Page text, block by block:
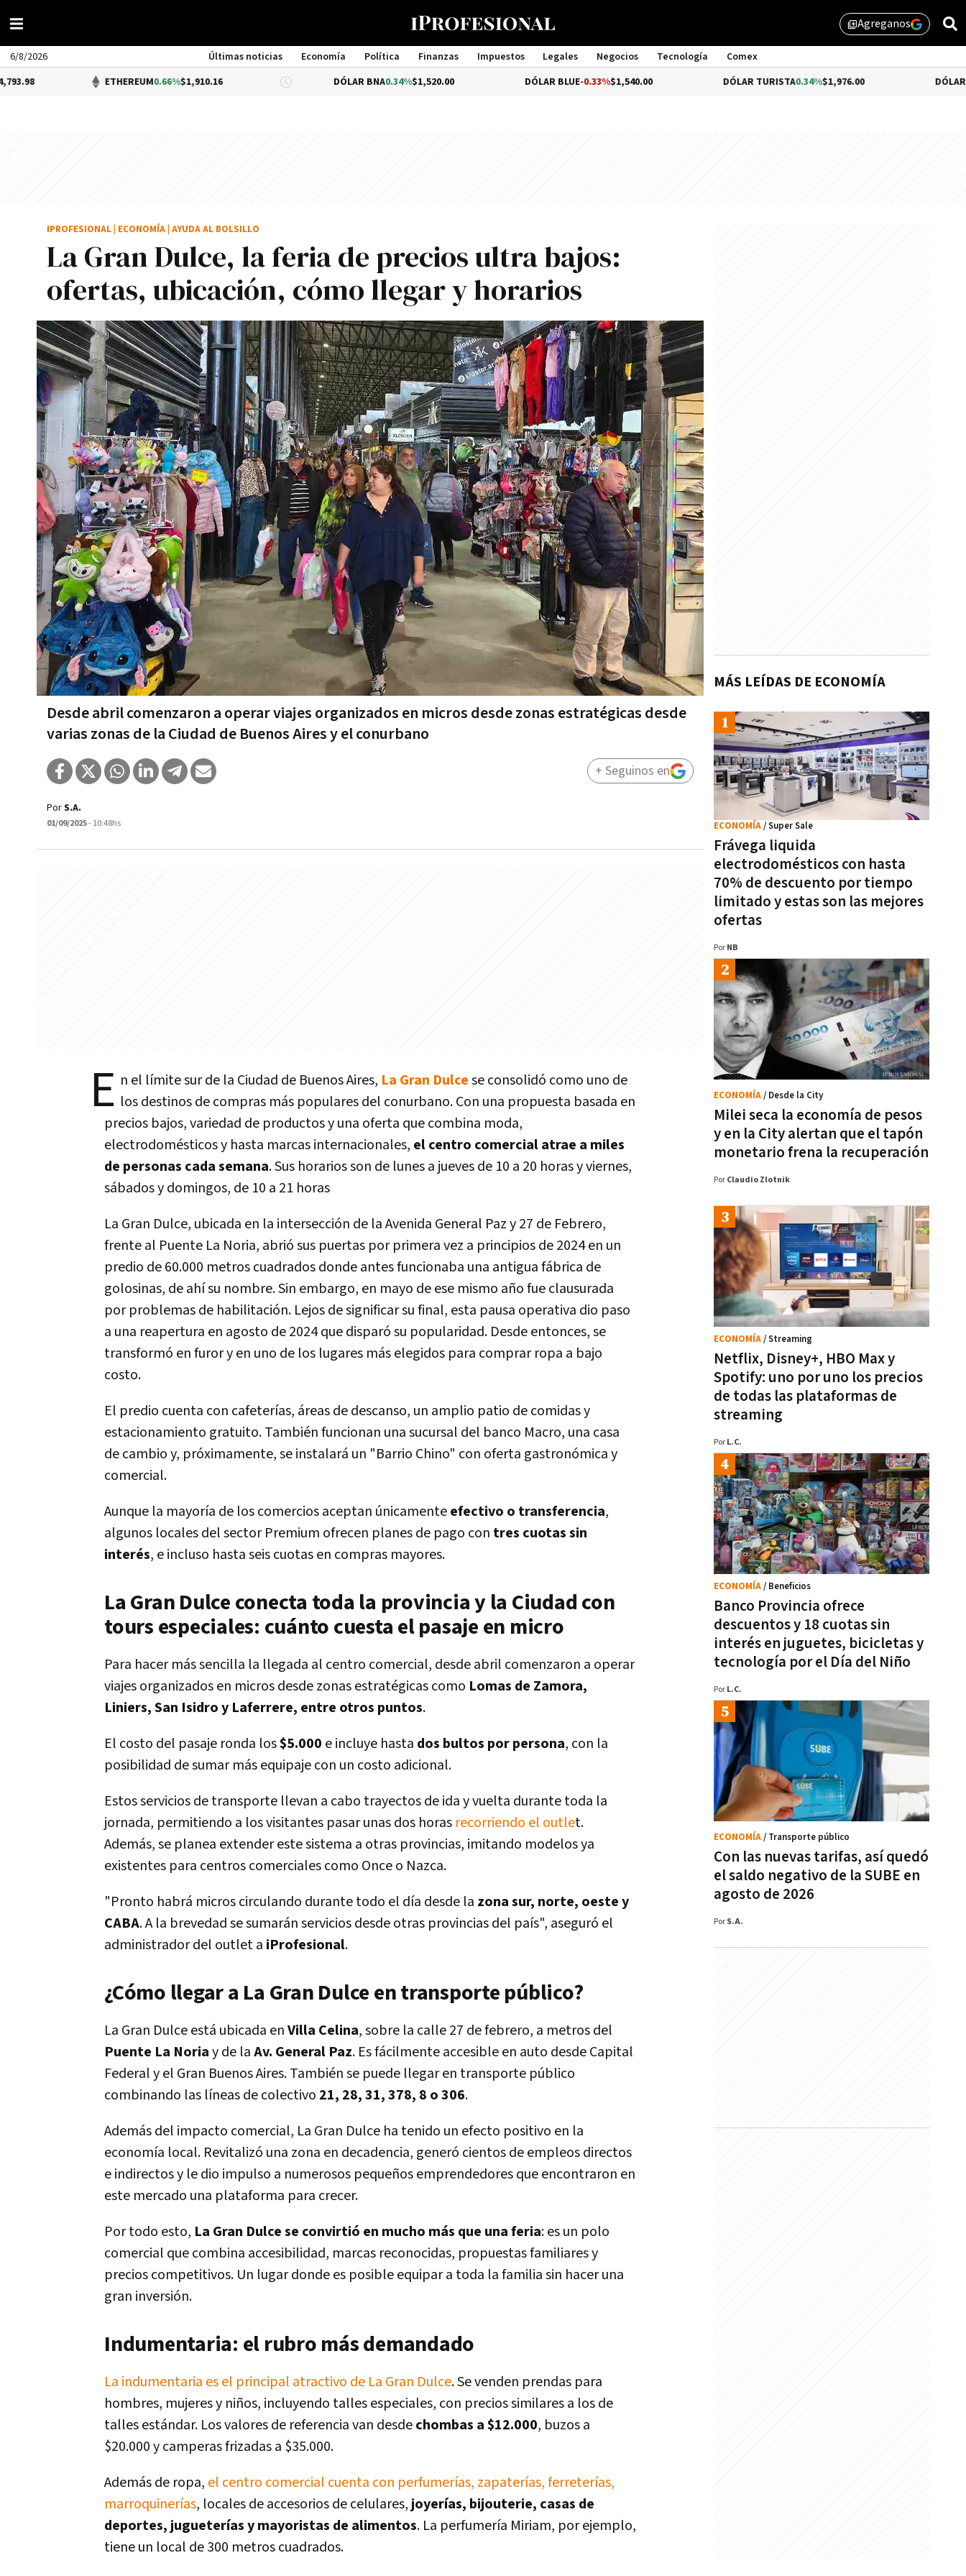
library_addAgreganos
6/8/2026 Últimas noticias Economía Política Finanzas Impuestos Legales Negocios Tecnología
Comex
Management
ETHEREUM 0.66%$1,910.16 DÓLAR BNA 0.34%$1,520.00 DÓLAR BLUE-0.33% $1,540.00 DÓLAR TURISTA0.34%$1,976.00
La Gran Dulce, la feria de precios ultra bajos:
ofertas, ubicación, cómo llegar y horarios
Desde abril comenzaron a operar viajes organizados en micros desde zonas estratégicas desde
varias zonas de la Ciudad de Buenos Aires y el conurbano
IPROFESIONAL ECONOMÍA AYUDA AL BOLSILLO
PorS.A.
01/09/2025- 10:48hs
+ Seguinos en
E n el límite sur de la Ciudad de Buenos Aires, La Gran Dulcese consolidó como uno de
los destinos de compras más populares del conurbano. Con una propuesta basada en
precios bajos, variedad de productos y una oferta que combina moda,
electrodomésticos y hasta marcas internacionales, el centro comercial atrae a miles
de personas cada semana. Sus horarios son de lunes a jueves de 10 a 20 horas y viernes,
sábados y domingos, de 10 a 21 horas
La Gran Dulce, ubicada en la intersección de la Avenida General Paz y 27 de Febrero,
frente al Puente La Noria, abrió sus puertas por primera vez a principios de 2024 en un
predio de 60.000 metros cuadrados donde antes funcionaba una antigua fábrica de
golosinas, de ahí su nombre. Sin embargo, en mayo de ese mismo año fue clausurada
por problemas de habilitación. Lejos de significar su final, esta pausa operativa dio paso
a una reapertura en agosto de 2024 que disparó su popularidad. Desde entonces, se
transformó en furor y en uno de los lugares más elegidos para comprar ropa a bajo
costo.
El predio cuenta con cafeterías, áreas de descanso, un amplio patio de comidas y
estacionamiento gratuito. También funcionan una sucursal del banco Macro, una casa
de cambio y, próximamente, se instalará un "Barrio Chino" con oferta gastronómica y
comercial.
Aunque la mayoría de los comercios aceptan únicamenteefectivo o transferencia,
algunos locales del sector Premium ofrecen planes de pago con tres cuotas sin
interés, e incluso hasta seis cuotas en compras mayores.
La Gran Dulce conecta toda la provincia y la Ciudad con
tours especiales: cuánto cuesta el pasaje en micro
Para hacer más sencilla la llegada al centro comercial, desde abril comenzaron a operar
viajes organizados en micros desde zonas estratégicas como Lomas de Zamora,
Liniers, San Isidro y Laferrere, entre otros puntos.
El costo del pasaje ronda los$5.000 e incluye hasta dos bultos por persona, con la
posibilidad de sumar más equipaje con un costo adicional.
Estos servicios de transporte llevan a cabo trayectos de ida y vuelta durante toda la
jornada, permitiendo a los visitantes pasar unas dos horas recorriendo el outlet.
Además, se planea extender este sistema a otras provincias, imitando modelos ya
existentes para centros comerciales como Once o Nazca.
"Pronto habrá micros circulando durante todo el día desde la zona sur, norte, oeste y
CABA. A la brevedad se sumarán servicios desde otras provincias del país", aseguró el
administrador del outlet a iProfesional.
¿Cómo llegar a La Gran Dulce en transporte público?
La Gran Dulce está ubicada enVilla Celina, sobre la calle 27 de febrero, a metros del
Puente La Noriay de laAv. General Paz. Es fácilmente accesible en auto desde Capital
Federal y el Gran Buenos Aires. También se puede llegar en transporte público
combinando las líneas de colectivo 21, 28, 31, 378, 8 o 306.
Además del impacto comercial, La Gran Dulce ha tenido un efecto positivo en la
economía local. Revitalizó una zona en decadencia, generó cientos de empleos directos
e indirectos y le dio impulso a numerosos pequeños emprendedores que encontraron en
este mercado una plataforma para crecer.
Por todo esto, La Gran Dulce se convirtió en mucho más que una feria: es un polo
comercial que combina accesibilidad, marcas reconocidas, propuestas familiares y
precios competitivos. Un lugar donde es posible equipar a toda la familia sin hacer una
gran inversión.
Indumentaria: el rubro más demandado
La indumentaria es el principal atractivo de La Gran Dulce. Se venden prendas para
hombres, mujeres y niños, incluyendo talles especiales, con precios similares a los de
talles estándar. Los valores de referencia van desdechombas a $12.000, buzos a
$20.000 y camperas frizadas a $35.000.
Además de ropa, el centro comercial cuenta con perfumerías, zapaterías, ferreterías,
marroquinerías, locales de accesorios de celulares, joyerías, bijouterie, casas de
deportes, jugueterías y mayoristas de alimentos. La perfumería Miriam, por ejemplo,
tiene un local de 300 metros cuadrados.
MÁS LEÍDAS DE ECONOMÍA
Frávega liquida
electrodomésticos con hasta
70% de descuento por tiempo
limitado y estas son las mejores
ofertas
ECONOMÍA/ Super Sale
Por NB
Milei seca la economía de pesos
y en la City alertan que el tapón
monetario frena la recuperación
ECONOMÍA/ Desde la City
Por Claudio Zlotnik
Netflix, Disney+, HBO Max y
Spotify: uno por uno los precios
de todas las plataformas de
streaming
ECONOMÍA/ Streaming
Por L.C.
Banco Provincia ofrece
descuentos y 18 cuotas sin
interés en juguetes, bicicletas y
tecnología por el Día del Niño
ECONOMÍA/ Beneficios
Por L.C.
Con las nuevas tarifas, así quedó
el saldo negativo de la SUBE en
agosto de 2026
ECONOMÍA/ Transporte público
Por S.A.